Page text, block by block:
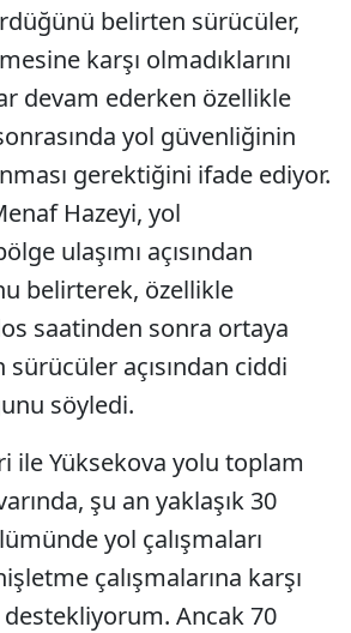
belirten sürücüler,
karşı olmadıklarını
devam ederken özellikle
yol güvenliğinin
gerektiğini ifade ediyor.
Hazeyi, yol
ulaşımı açısından
belirterek, özellikle
saatinden sonra ortaya
sürücüler açısından ciddi
söyledi.
ile Yüksekova yolu toplam
şu an yaklaşık 30
yol çalışmaları
çalışmalarına karşı
Ancak 70